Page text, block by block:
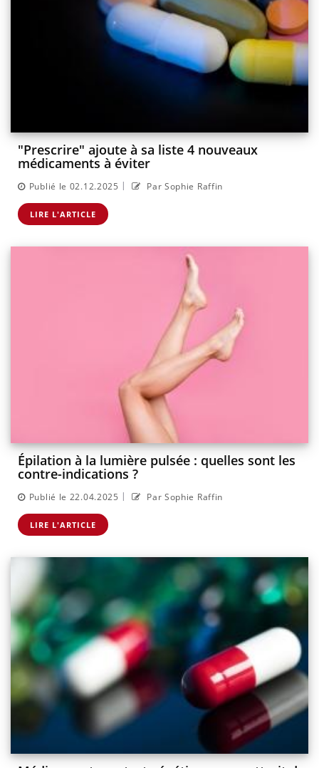
"Prescrire" ajoute à sa liste 4 nouveaux
médicaments à éviter
Publié le 02.12.2025 | Par Sophie Raffin
LIRE L'ARTICLE
Épilation à la lumière pulsée : quelles sont les
contre-indications ?
Publié le 22.04.2025 | Par Sophie Raffin
LIRE L'ARTICLE